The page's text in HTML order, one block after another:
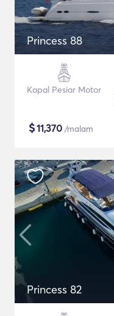
Princess 88
Kapal Pesiar Motor
$11,370 /malam
Princess 82